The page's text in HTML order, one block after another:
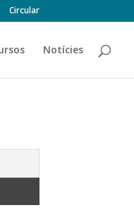
Circular
Notícies